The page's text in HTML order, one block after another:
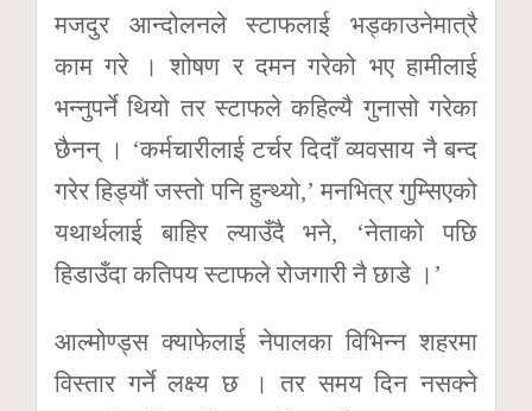
मजदुर आन्दोलनले स्टाफलाई भड्काउनेमात्रै
काम गरे । शोषण र दमन गरेको भए हामीलाई
भन्नुपर्ने थियो तर स्टाफले कहिल्यै गुनासो गरेका
छैनन् । ‘कर्मचारीलाई टर्चर दिदाँ व्यवसाय नै बन्द
गरेर हिड्यौं जस्तो पनि हुन्थ्यो,’ मनभित्र गुम्सिएको
यथार्थलाई बाहिर ल्याउँदै भने, ‘नेताको पछि
हिडाउँदा कतिपय स्टाफले रोजगारी नै छाडे ।’
आल्मोण्ड्स क्याफेलाई नेपालका विभिन्न शहरमा
विस्तार गर्ने लक्ष्य छ । तर समय दिन नसक्ने